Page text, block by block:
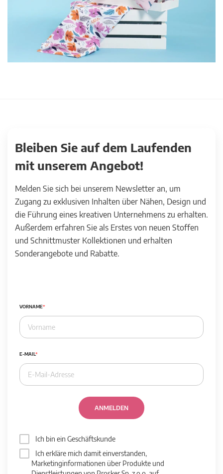
Bleiben Sie auf dem Laufenden
mit unserem Angebot!
Melden Sie sich bei unserem Newsletter an, um
Zugang zu exklusiven Inhalten über Nähen, Design und
die Führung eines kreativen Unternehmens zu erhalten.
Außerdem erfahren Sie als Erstes von neuen Stoffen
und Schnittmuster Kollektionen und erhalten
Sonderangebote und Rabatte.
VORNAME
E-MAIL
ANMELDEN
Ich bin ein Geschäftskunde
Ich erkläre mich damit einverstanden,
Marketinginformationen über Produkte und